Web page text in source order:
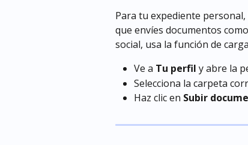
Para tu expediente
que envíes documentos
social, usa la función de
Ve a Tu perfil y abre la
Selecciona la carpeta
Haz clic en Subir